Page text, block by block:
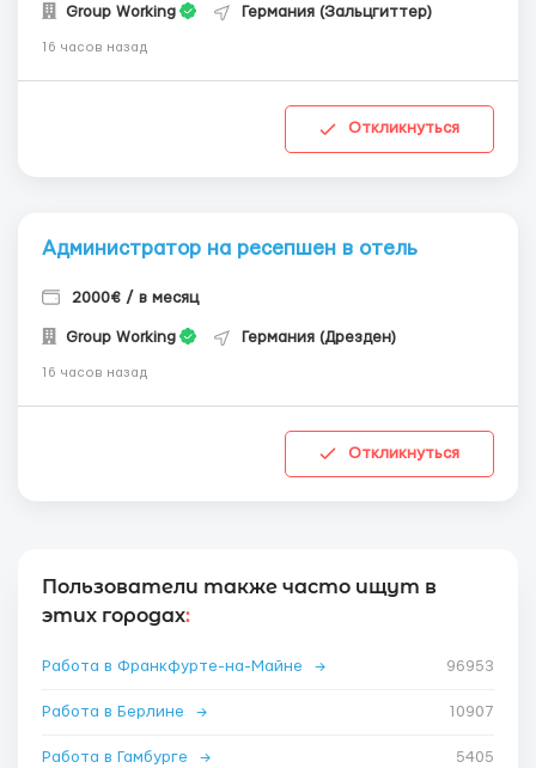
Group Working Германия (Зальцгиттер)
16 часов назад
Откликнуться
Администратор на ресепшен в отель
2000€ / в месяц
Group Working Германия (Дрезден)
16 часов назад
Откликнуться
Пользователи также часто ищут в
этих городах:
Работа в Франкфурте-на-Майне → 96953
Работа в Берлине → 10907
Работа в Гамбурге → 5405